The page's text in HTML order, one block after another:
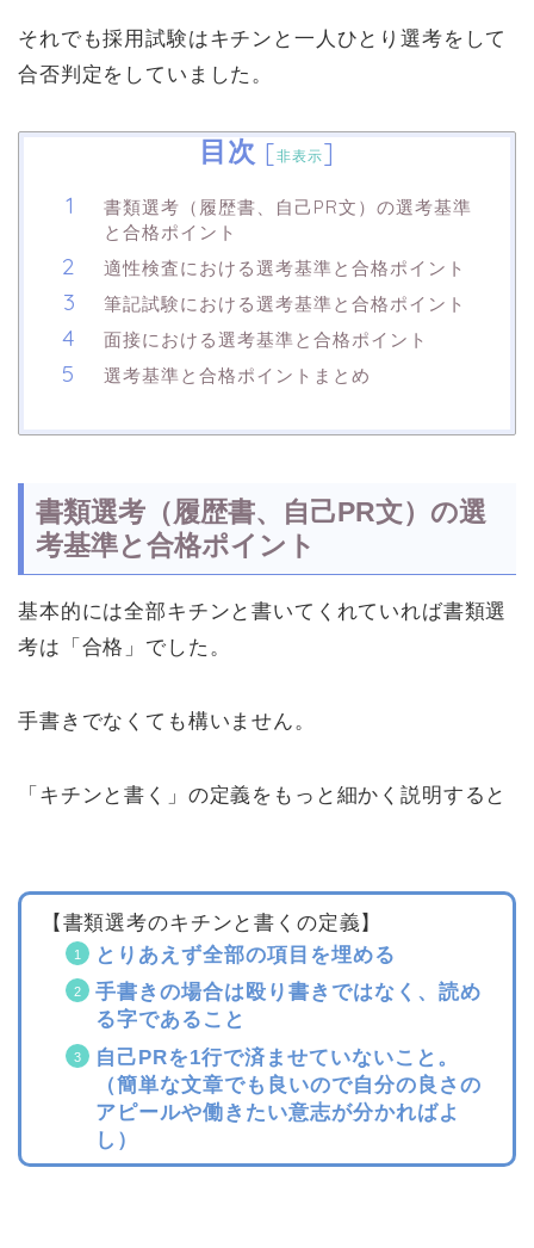
それでも採用試験はキチンと一人ひとり選考をして
合否判定をしていました。
目次 [非表示]
書類選考（履歴書、自己PR文）の選考基準
と合格ポイント
適性検査における選考基準と合格ポイント
筆記試験における選考基準と合格ポイント
面接における選考基準と合格ポイント
選考基準と合格ポイントまとめ
書類選考（履歴書、自己PR文）の選
考基準と合格ポイント
基本的には全部キチンと書いてくれていれば書類選
考は「合格」でした。
手書きでなくても構いません。
「キチンと書く」の定義をもっと細かく説明すると
【書類選考のキチンと書くの定義】
とりあえず全部の項目を埋める
手書きの場合は殴り書きではなく、読め
る字であること
自己PRを1行で済ませていないこと。
（簡単な文章でも良いので自分の良さの
アピールや働きたい意志が分かればよ
し）